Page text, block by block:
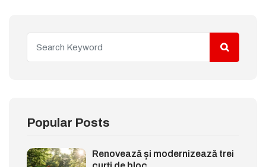
Popular Posts
Renovează și modernizează trei